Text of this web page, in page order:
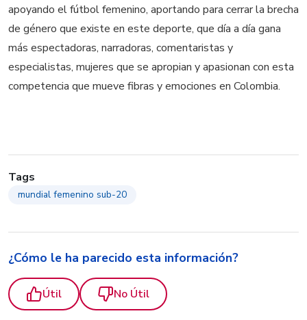
apoyando el fútbol femenino, aportando para cerrar la brecha
de género que existe en este deporte, que día a día gana
más espectadoras, narradoras, comentaristas y
especialistas, mujeres que se apropian y apasionan con esta
competencia que mueve fibras y emociones en Colombia.
Tags
mundial femenino sub-20
¿Cómo le ha parecido esta información?
Útil No Útil